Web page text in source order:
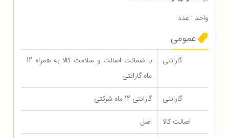
واحد : عدد
عمومی
گارانتی
با ضمانت اصالت و سلامت کالا به همراه 12
ماه گارانتی
گارانتی
گارانتی 12 ماه شرکتی
اصالت کالا
اصل